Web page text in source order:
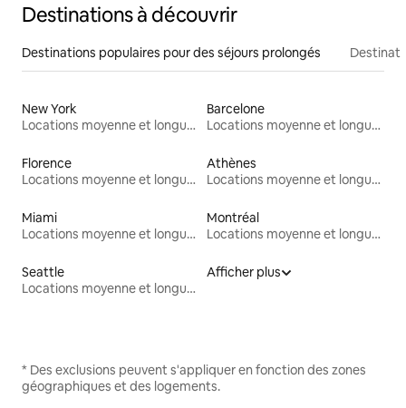
Destinations à découvrir
Destinations populaires pour des séjours prolongés
New York
Locations moyenne et longue durée
Barcelone
Locations moyenne et longue durée
Florence
Locations moyenne et longue durée
Athènes
Locations moyenne et longue durée
Miami
Locations moyenne et longue durée
Montréal
Locations moyenne et longue durée
Seattle
Locations moyenne et longue durée
Afficher plus
* Des exclusions peuvent s'appliquer en fonction des zones
géographiques et des logements.